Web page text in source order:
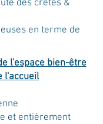
des crêtes &
en terme de
l'espace bien-être
l'accueil
et entièrement